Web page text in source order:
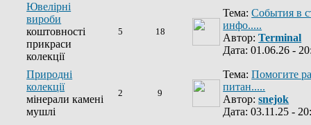
Ювелірні
вироби
коштовності
прикраси
колекції
5 18
Тема:События в
инфо.....
Автор:Terminal
Дата: 01.06.26 -
Природні
колекції
мінерали камені
мушлі
2 9
Тема:Помогите
питан.....
Автор:snejok
Дата: 03.11.25 -